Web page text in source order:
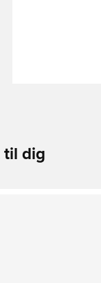
til dig